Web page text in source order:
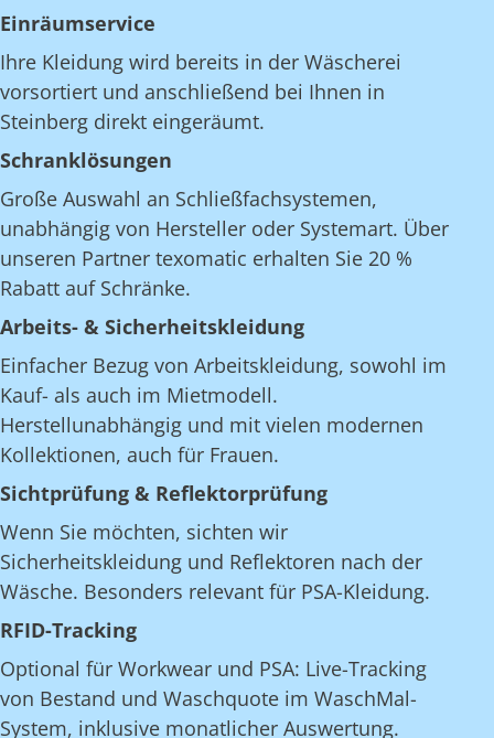
Einräumservice
Ihre Kleidung wird bereits in der Wäscherei
vorsortiert und anschließend bei Ihnen in
Steinberg direkt eingeräumt.
Schranklösungen
Große Auswahl an Schließfachsystemen,
unabhängig von Hersteller oder Systemart. Über
unseren Partner texomatic erhalten Sie 20 %
Rabatt auf Schränke.
Arbeits- & Sicherheitskleidung
Einfacher Bezug von Arbeitskleidung, sowohl im
Kauf- als auch im Mietmodell.
Herstellunabhängig und mit vielen modernen
Kollektionen, auch für Frauen.
Sichtprüfung & Reflektorprüfung
Wenn Sie möchten, sichten wir
Sicherheitskleidung und Reflektoren nach der
Wäsche. Besonders relevant für PSA-Kleidung.
RFID-Tracking
Optional für Workwear und PSA: Live-Tracking
von Bestand und Waschquote im WaschMal-
System, inklusive monatlicher Auswertung.